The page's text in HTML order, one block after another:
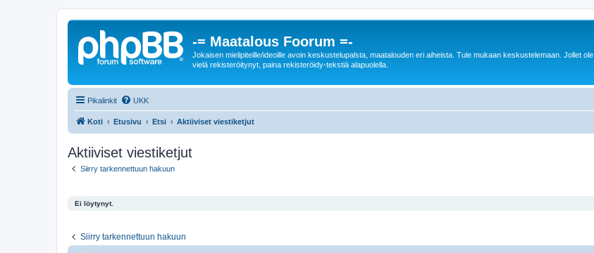
-= Maatalous Foorum =-
Jokaisen mielipiteille/ideoille avoin keskustelupalsta, maatalouden eri aiheista. Tule mukaan keskustelemaan. Jollet ole
vielä rekisteröitynyt, paina rekisteröidy-tekstiä alapuolella.
Pikalinkit UKK
Koti Etusivu Etsi Aktiiviset viestiketjut
Aktiiviset viestiketjut
Siirry tarkennettuun hakuun
Ei löytynyt.
Siirry tarkennettuun hakuun